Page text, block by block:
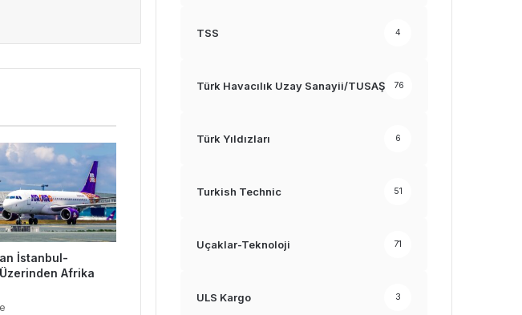
İstanbul-
Afrika
TSS 4
Türk Havacılık Uzay Sanayii/TUSAŞ 76
Türk Yıldızları 6
Turkish Technic 51
Uçaklar-Teknoloji 71
ULS Kargo 3